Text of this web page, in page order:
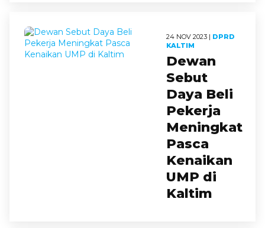
24 NOV 2023 | DPRD
KALTIM
Dewan
Sebut
Daya Beli
Pekerja
Meningkat
Pasca
Kenaikan
UMP di
Kaltim